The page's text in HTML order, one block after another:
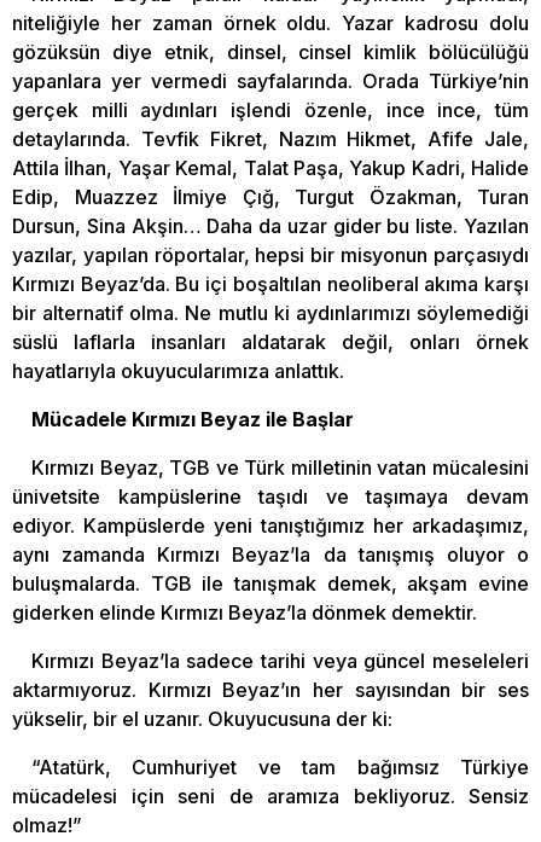
niteliğiyle her zaman örnek oldu. Yazar kadrosu dolu
gözüksün diye etnik, dinsel, cinsel kimlik bölücülüğü
yapanlara yer vermedi sayfalarında. Orada Türkiye’nin
gerçek milli aydınları işlendi özenle, ince ince, tüm
detaylarında. Tevfik Fikret, Nazım Hikmet, Afife Jale,
Attila İlhan, Yaşar Kemal, Talat Paşa, Yakup Kadri, Halide
Edip, Muazzez İlmiye Çığ, Turgut Özakman, Turan
Dursun, Sina Akşin… Daha da uzar gider bu liste. Yazılan
yazılar, yapılan röportalar, hepsi bir misyonun parçasıydı
Kırmızı Beyaz’da. Bu içi boşaltılan neoliberal akıma karşı
bir alternatif olma. Ne mutlu ki aydınlarımızı söylemediği
süslü laflarla insanları aldatarak değil, onları örnek
hayatlarıyla okuyucularımıza anlattık.
Mücadele Kırmızı Beyaz ile Başlar
Kırmızı Beyaz, TGB ve Türk milletinin vatan mücalesini
ünivetsite kampüslerine taşıdı ve taşımaya devam
ediyor. Kampüslerde yeni tanıştığımız her arkadaşımız,
aynı zamanda Kırmızı Beyaz’la da tanışmış oluyor o
buluşmalarda. TGB ile tanışmak demek, akşam evine
giderken elinde Kırmızı Beyaz’la dönmek demektir.
Kırmızı Beyaz’la sadece tarihi veya güncel meseleleri
aktarmıyoruz. Kırmızı Beyaz’ın her sayısından bir ses
yükselir, bir el uzanır. Okuyucusuna der ki:
“Atatürk, Cumhuriyet ve tam bağımsız Türkiye
mücadelesi için seni de aramıza bekliyoruz. Sensiz
olmaz!”